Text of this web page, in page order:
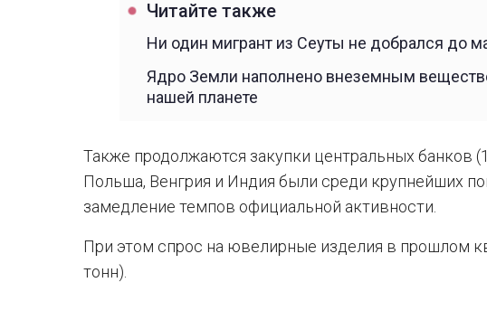
Читайте также
Ни один мигрант из Сеуты не добрался до
Ядро Земли наполнено внеземным
нашей планете
Также продолжаются закупки центральных банков
Польша, Венгрия и Индия были среди крупнейших
замедление темпов официальной активности.
При этом спрос на ювелирные изделия в прошлом
тонн).